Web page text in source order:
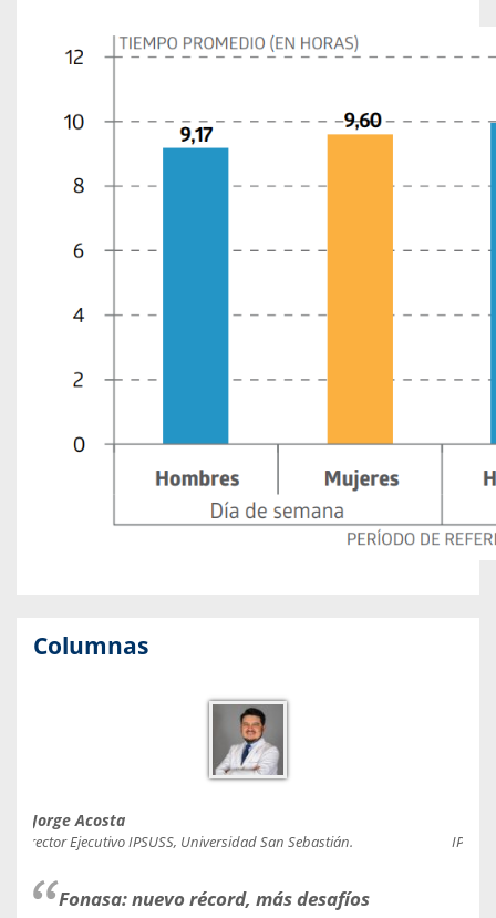
Columnas
Jorge Acosta
Director Ejecutivo IPSUSS, Universidad San Sebastián.
Fonasa: nuevo récord, más desafíos